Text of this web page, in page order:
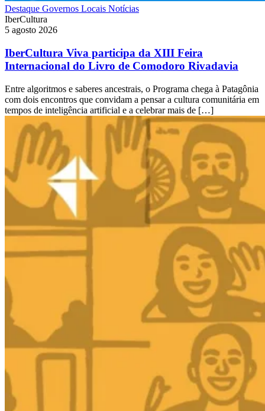
Destaque Governos Locais Notícias
IberCultura
5 agosto 2026
IberCultura Viva participa da XIII Feira
Internacional do Livro de Comodoro Rivadavia
Entre algoritmos e saberes ancestrais, o Programa chega à Patagônia
com dois encontros que convidam a pensar a cultura comunitária em
tempos de inteligência artificial e a celebrar mais de […]